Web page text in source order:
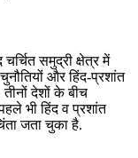
समुद्री क्षेत्र में
और हिंद-प्रशांत
देशों के बीच
भी हिंद व प्रशांत
जता चुका है.